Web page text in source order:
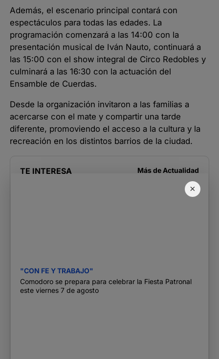
×
Además, el escenario principal contará con
espectáculos para todas las edades. La
programación comenzará a las 14:00 con la
presentación musical de Iván Nauto, continuará a
las 15:00 con el show integral de Circo Redobles y
culminará a las 16:30 con la actuación del
Ensamble de Cuerdas.
Desde la organización invitaron a las familias a
acercarse con el mate y compartir una tarde
diferente, promoviendo el acceso a la cultura y la
recreación en los distintos barrios de la ciudad.
TE INTERESA Más de Actualidad
"CON FE Y TRABAJO"
Comodoro se prepara para celebrar la Fiesta Patronal
este viernes 7 de agosto